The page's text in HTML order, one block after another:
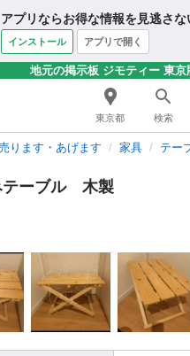
アプリならお得な情報を見逃さな
インストール アプリで開く
地元の掲示板 ジモティー 東京
東京都 検索
ります・あげます 家具 テー
テーブル 木製